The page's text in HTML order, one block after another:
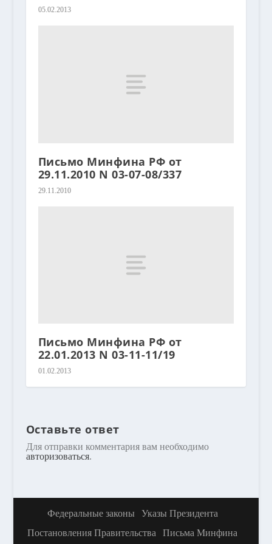
05.02.2013
Письмо Минфина РФ от
29.11.2010 N 03-07-08/337
29.11.2010
Письмо Минфина РФ от
22.01.2013 N 03-11-11/19
01.02.2013
Оставьте ответ
Для отправки комментария вам необходимо
авторизоваться.
Федеральные законы
Указы Президента
Постановления Правительства
Письма Минфина